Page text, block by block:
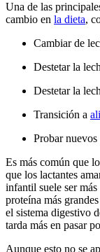
Una de las
cambio en la dieta,
Cambiar de
Destetar la
Destetar la
Transición a
Probar nuevos
Es más común que
que los lactantes
infantil suele ser
proteína más
el sistema digestivo
tarda más en pasar
Aunque esto no se